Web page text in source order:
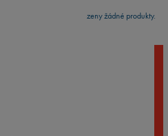
Nebyly nalezeny žádné produkty.